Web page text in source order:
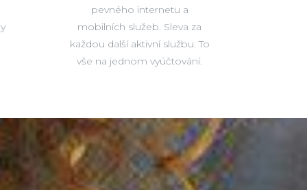
pevného internetu a
mobilních služeb. Sleva za
každou další aktivní službu. To
vše na jednom vyúčtování.